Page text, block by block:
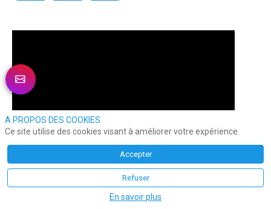
A PROPOS DES COOKIES
Ce site utilise des cookies visant à améliorer votre expérience.
Accepter
Refuser
En savoir plus